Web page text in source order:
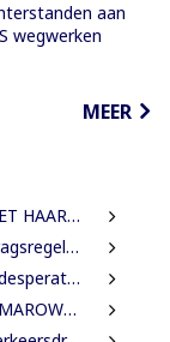
aan
wegwerken
MEER
TECHNISCH TALENT
Van Samson